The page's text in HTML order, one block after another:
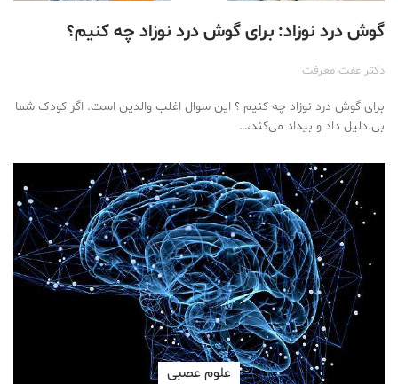
گوش درد نوزاد: برای گوش درد نوزاد چه کنیم؟
دکتر عفت معرفت
برای گوش درد نوزاد چه کنیم ؟ این سوال اغلب والدین است. اگر کودک شما
بی دلیل داد و بیداد می‌کند،…
علوم عصبی